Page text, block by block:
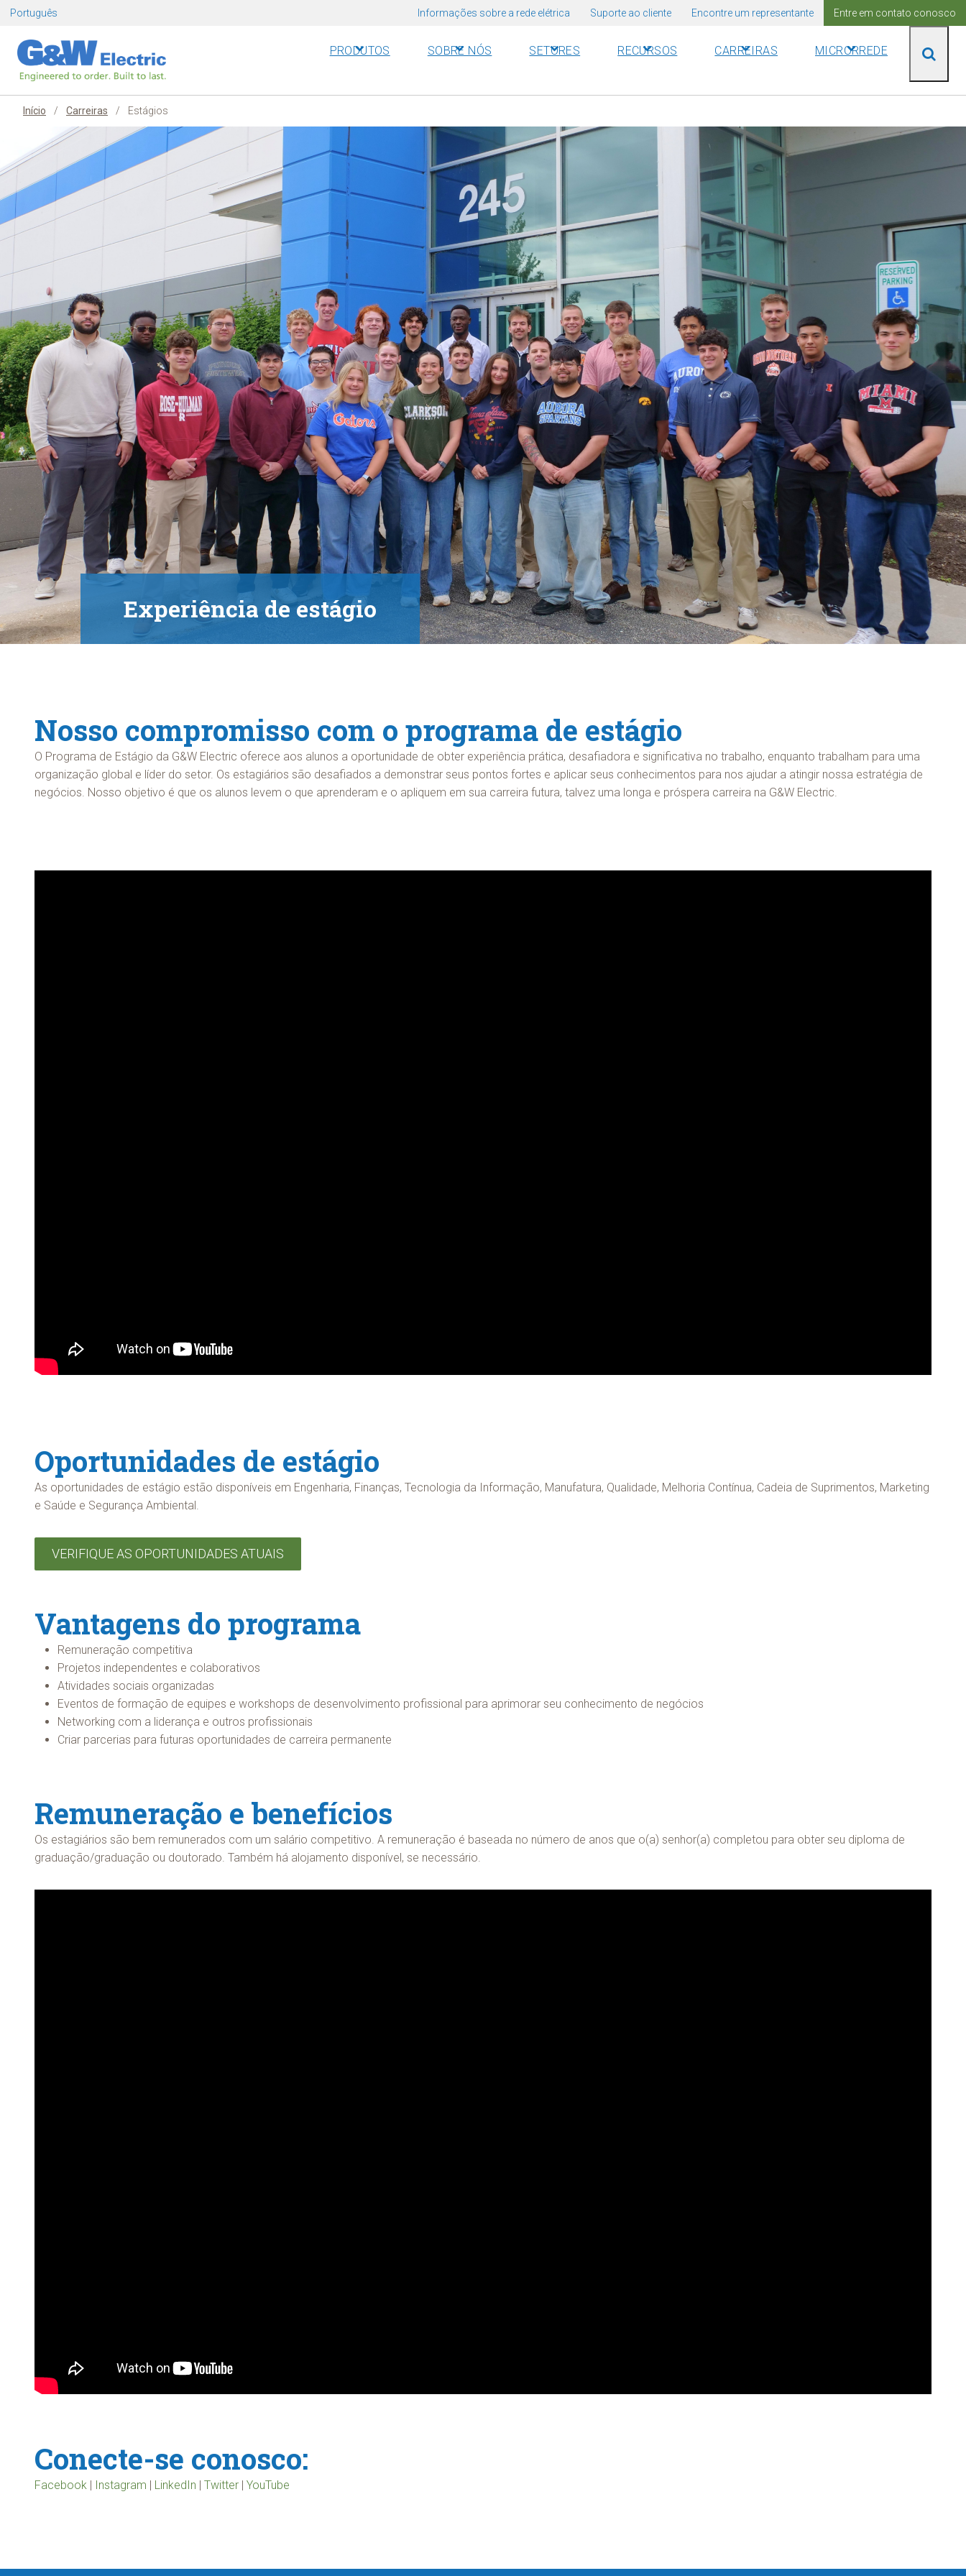
Pular
conteúdo
Português Informações sobre a rede elétrica Suporte ao cliente Encontre um representante Entre em contato conosco
PRODUTOS SOBRE NÓS SETORES RECURSOS CARREIRAS MICRORREDE
Início / Carreiras / Estágios
Experiência de estágio
Nosso compromisso com o programa de estágio
O Programa de Estágio da G&W Electric oferece aos alunos a oportunidade de obter experiência prática, desafiadora e significativa no trabalho, enquanto trabalham para uma
organização global e líder do setor. Os estagiários são desafiados a demonstrar seus pontos fortes e aplicar seus conhecimentos para nos ajudar a atingir nossa estratégia de
negócios. Nosso objetivo é que os alunos levem o que aprenderam e o apliquem em sua carreira futura, talvez uma longa e próspera carreira na G&W Electric.
Oportunidades de estágio
As oportunidades de estágio estão disponíveis em Engenharia, Finanças, Tecnologia da Informação, Manufatura, Qualidade, Melhoria Contínua, Cadeia de Suprimentos, Marketing
e Saúde e Segurança Ambiental.
VERIFIQUE AS OPORTUNIDADES ATUAIS
Vantagens do programa
Remuneração competitiva
Projetos independentes e colaborativos
Atividades sociais organizadas
Eventos de formação de equipes e workshops de desenvolvimento profissional para aprimorar seu conhecimento de negócios
Networking com a liderança e outros profissionais
Criar parcerias para futuras oportunidades de carreira permanente
Remuneração e benefícios
Os estagiários são bem remunerados com um salário competitivo. A remuneração é baseada no número de anos que o(a) senhor(a) completou para obter seu diploma de
graduação/graduação ou doutorado. Também há alojamento disponível, se necessário.
Conecte-se conosco:
Facebook | Instagram | LinkedIn | Twitter | YouTube